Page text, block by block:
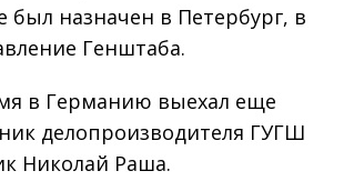
был назначен в Петербург, в
Генштаба.
в Германию выехал еще
делопроизводителя ГУГШ
Николай Раша.